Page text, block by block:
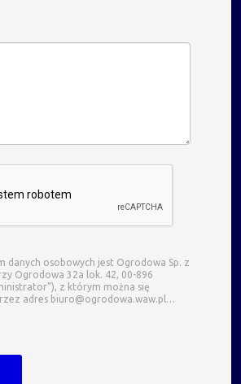
danych osobowych jest Ogrodowa Sp. z
Ogrodowa 32a lok. 42, 00-896
z którym można się
adres biuro@ogrodowa.waw.pl…